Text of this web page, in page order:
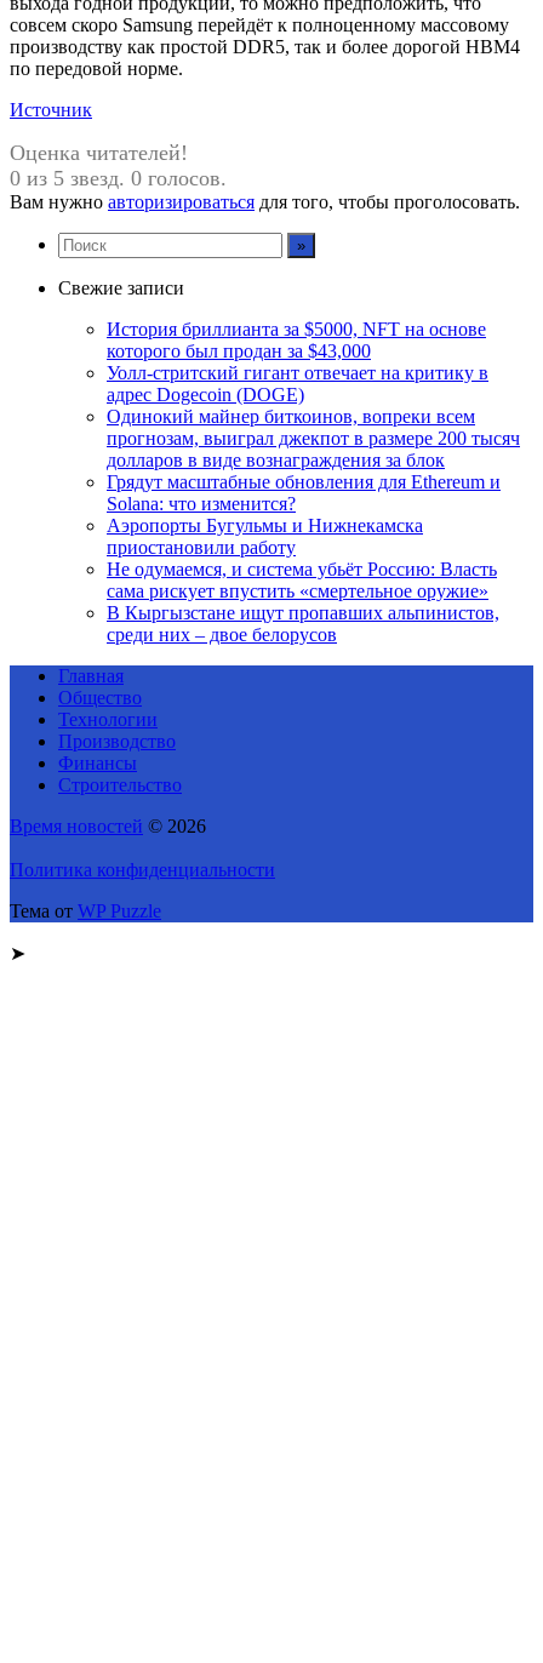
совсем скоро Samsung перейдёт к полноценному массовому
производству как простой DDR5, так и более дорогой HBM4
по передовой норме.
Источник
Оценка читателей!
0 из 5 звезд. 0 голосов.
Вам нужно авторизироваться для того, чтобы проголосовать.
Свежие записи
История бриллианта за $5000, NFT на основе
которого был продан за $43,000
Уолл-стритский гигант отвечает на критику в
адрес Dogecoin (DOGE)
Одинокий майнер биткоинов, вопреки всем
прогнозам, выиграл джекпот в размере 200 тысяч
долларов в виде вознаграждения за блок
Грядут масштабные обновления для Ethereum и
Solana: что изменится?
Аэропорты Бугульмы и Нижнекамска
приостановили работу
Не одумаемся, и система убьёт Россию: Власть
сама рискует впустить «смертельное оружие»
В Кыргызстане ищут пропавших альпинистов,
среди них – двое белорусов
Главная
Общество
Технологии
Производство
Финансы
Строительство
Время новостей © 2026
Политика конфиденциальности
Тема от WP Puzzle
➤